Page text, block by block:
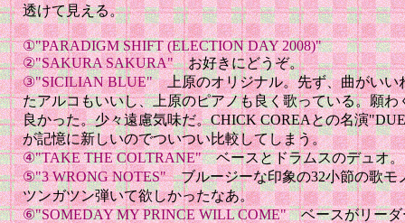
透けて見える。
①"PARADIGM SHIFT (ELECTION DAY 2008)"
②"SAKURA SAKURA"お好きにどうぞ。
③"SICILIAN BLUE"上原のオリジナル。先ず、曲がい
たアルコもいいし、上原のピアノも良く歌っている。願
良かった。少々遠慮気味だ。CHICK COREAとの名演
が記憶に新しいのでついつい比較してしまう。
④"TAKE THE COLTRANE"ベースとドラムスのデュオ。
⑤"3 WRONG NOTES"ブルージーな印象の32小節の歌
ツンガツン弾いて欲しかったなあ。
⑥"SOMEDAY MY PRINCE WILL COME"ベースがリー